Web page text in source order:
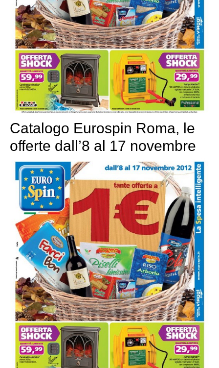
Catalogo Eurospin Roma, le
offerte dall’8 al 17 novembre